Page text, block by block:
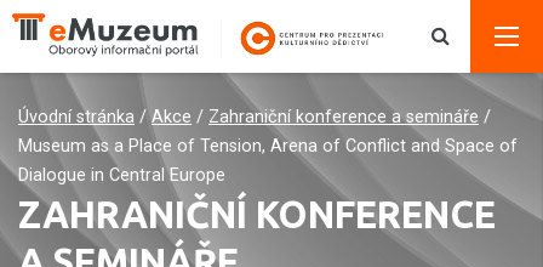
Úvodní stránka / Akce / Zahraniční konference a semináře /
Museum as a Place of Tension, Arena of Conflict and Space of
Dialogue in Central Europe
ZAHRANIČNÍ KONFERENCE